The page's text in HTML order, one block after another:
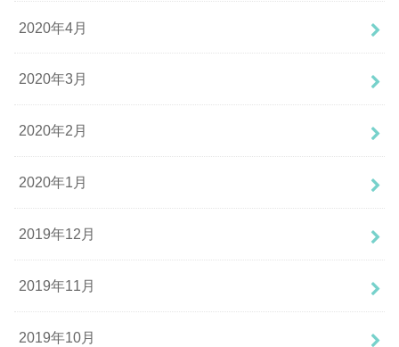
2020年4月
2020年3月
2020年2月
2020年1月
2019年12月
2019年11月
2019年10月